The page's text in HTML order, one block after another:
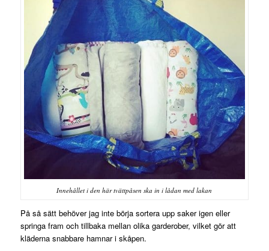
Innehållet i den här tvättpåsen ska in i lådan med lakan
På så sätt behöver jag inte börja sortera upp saker igen eller
springa fram och tillbaka mellan olika garderober, vilket gör att
kläderna snabbare hamnar i skåpen.